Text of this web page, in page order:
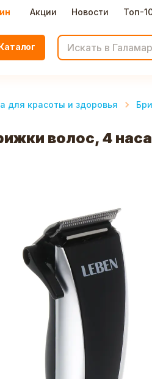
Акции Новости Топ-
для красоты и здоровья
волос, 4